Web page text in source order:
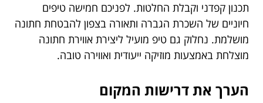
תכנון קפדני וקבלת החלטות. לפניכם חמישה טיפים
חיוניים של השכרת הגברה ותאורה בצפון להבטחת חתונה
מושלמת. נחלוק גם טיפ מועיל ליצירת אווירת חתונה
מוצלחת באמצעות מוזיקה ייעודית ואווירה טובה.
הערך את דרישות המקום